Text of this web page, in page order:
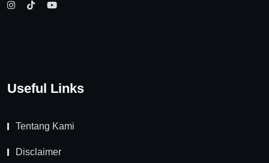
Useful Links
Tentang Kami
Disclaimer